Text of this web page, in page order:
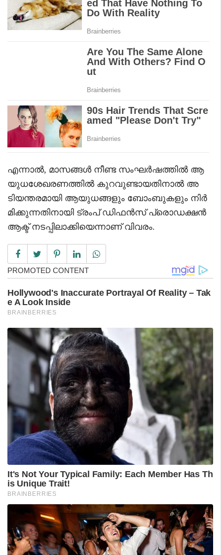
എന്നാൽ, മാസങ്ങൾ നീണ്ട സംഘർഷത്തിൽ ആ
യുധശേഖരണത്തിൽ കുറവുണ്ടായതിനാൽ അ
ടിയന്തരമായി ആയുധങ്ങളും ബോംബുകളും നിർ
മിക്കുന്നതിനായി ട്രംപ് ഡിഫൻസ് പ്രൊഡക്ഷൻ
ആക്ട് നടപ്പിലാക്കിയെന്നാണ് വിവരം.